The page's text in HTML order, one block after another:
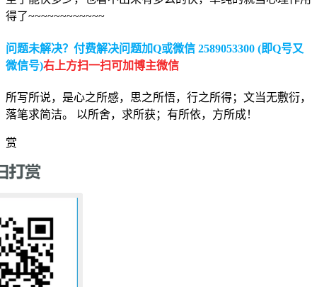
得了~~~~~~~~~~~~
问题未解决？付费解决问题加Q或微信 2589053300 (即Q号又
微信号)右上方扫一扫可加博主微信
所写所说，是心之所感，思之所悟，行之所得；文当无敷衍，
落笔求简洁。 以所舍，求所获；有所依，方所成！
赏